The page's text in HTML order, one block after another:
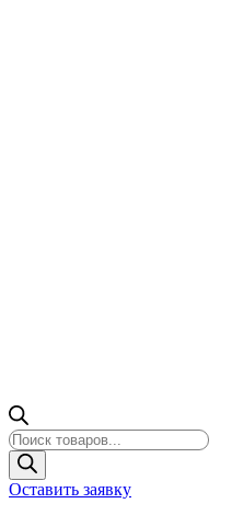
Поиск
товаров
Оставить заявку